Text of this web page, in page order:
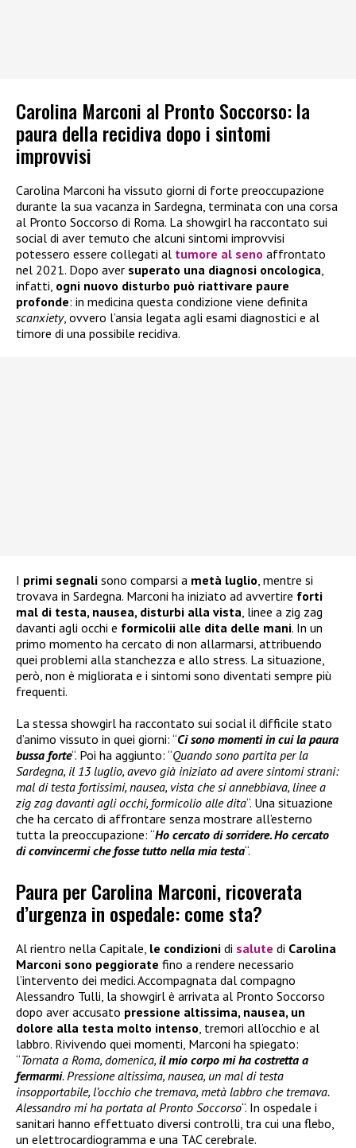
Carolina Marconi al Pronto Soccorso: la
paura della recidiva dopo i sintomi
improvvisi
Carolina Marconi ha vissuto giorni di forte preoccupazione
durante la sua vacanza in Sardegna, terminata con una corsa
al Pronto Soccorso di Roma. La showgirl ha raccontato sui
social di aver temuto che alcuni sintomi improvvisi
potessero essere collegati al tumore al seno affrontato
nel 2021. Dopo aver superato una diagnosi oncologica,
infatti, ogni nuovo disturbo può riattivare paure
profonde: in medicina questa condizione viene definita
scanxiety, ovvero l’ansia legata agli esami diagnostici e al
timore di una possibile recidiva.
I primi segnali sono comparsi a metà luglio, mentre si
trovava in Sardegna. Marconi ha iniziato ad avvertire forti
mal di testa, nausea, disturbi alla vista, linee a zig zag
davanti agli occhi e formicolii alle dita delle mani. In un
primo momento ha cercato di non allarmarsi, attribuendo
quei problemi alla stanchezza e allo stress. La situazione,
però, non è migliorata e i sintomi sono diventati sempre più
frequenti.
La stessa showgirl ha raccontato sui social il difficile stato
d’animo vissuto in quei giorni: “Ci sono momenti in cui la paura
bussa forte“. Poi ha aggiunto: “Quando sono partita per la
Sardegna, il 13 luglio, avevo già iniziato ad avere sintomi strani:
mal di testa fortissimi, nausea, vista che si annebbiava, linee a
zig zag davanti agli occhi, formicolio alle dita“. Una situazione
che ha cercato di affrontare senza mostrare all’esterno
tutta la preoccupazione: “Ho cercato di sorridere. Ho cercato
di convincermi che fosse tutto nella mia testa“.
Paura per Carolina Marconi, ricoverata
d’urgenza in ospedale: come sta?
Al rientro nella Capitale, le condizioni di salute di Carolina
Marconi sono peggiorate fino a rendere necessario
l’intervento dei medici. Accompagnata dal compagno
Alessandro Tulli, la showgirl è arrivata al Pronto Soccorso
dopo aver accusato pressione altissima, nausea, un
dolore alla testa molto intenso , tremori all’occhio e al
labbro. Rivivendo quei momenti, Marconi ha spiegato:
“Tornata a Roma, domenica, il mio corpo mi ha costretta a
fermarmi. Pressione altissima, nausea, un mal di testa
insopportabile, l’occhio che tremava, metà labbro che tremava.
Alessandro mi ha portata al Pronto Soccorso“. In ospedale i
sanitari hanno effettuato diversi controlli, tra cui una flebo,
un elettrocardiogramma e una TAC cerebrale.